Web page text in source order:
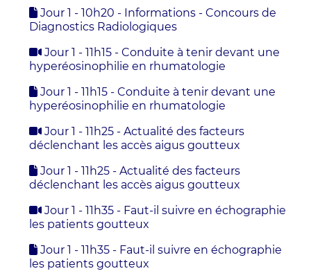
Jour 1 - 10h20 - Informations - Concours de
Diagnostics Radiologiques
Jour 1 - 11h15 - Conduite à tenir devant une
hyperéosinophilie en rhumatologie
Jour 1 - 11h15 - Conduite à tenir devant une
hyperéosinophilie en rhumatologie
Jour 1 - 11h25 - Actualité des facteurs
déclenchant les accès aigus goutteux
Jour 1 - 11h25 - Actualité des facteurs
déclenchant les accès aigus goutteux
Jour 1 - 11h35 - Faut-il suivre en échographie
les patients goutteux
Jour 1 - 11h35 - Faut-il suivre en échographie
les patients goutteux